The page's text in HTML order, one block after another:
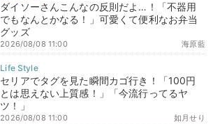
ダイソーさんこんなの反則だよ…！「不器用
でもなんとかなる！」可愛くて便利なお弁当
グッズ
海原藍
2026/08/08 11:00
セリアでタグを見た瞬間カゴ行き！「100円
とは思えない上質感！」「今流行ってるヤ
ツ！」
如月せり
2026/08/08 11:00